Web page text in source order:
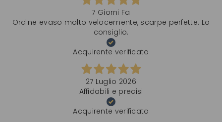
7 Giorni Fa
Ordine evaso molto velocemente, scarpe perfette. Lo
consiglio.
Acquirente verificato
27 Luglio 2026
Affidabili e precisi
Acquirente verificato